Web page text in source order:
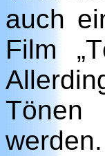
auch
Film
Tönen
werden.